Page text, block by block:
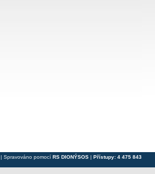
| Spravováno pomocí RS DIONÝSOS | Přístupy: 4 475 843